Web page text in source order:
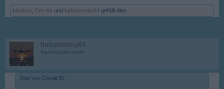
kispiros Der-Air und turbotommy64 gefällt dies.
turbotommy64
Nachwuchs-Autor
Zitat von Conair35: ↑